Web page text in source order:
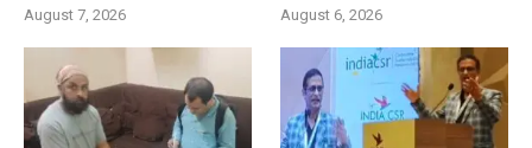
August 7, 2026 August 6, 2026